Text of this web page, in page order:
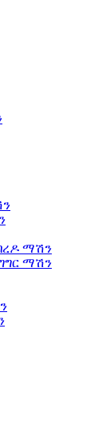
ማሽን
ግግር ማሽን